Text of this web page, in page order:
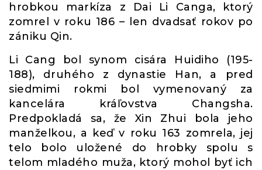
hrobkou markíza z Dai Li Canga, ktorý
zomrel v roku 186 – len dvadsať rokov po
zániku Qin.
Li Cang bol synom cisára Huidiho (195-
188), druhého z dynastie Han, a pred
siedmimi rokmi bol vymenovaný za
kancelára kráľovstva Changsha.
Predpokladá sa, že Xin Zhui bola jeho
manželkou, a keď v roku 163 zomrela, jej
telo bolo uložené do hrobky spolu s
telom mladého muža, ktorý mohol byť ich